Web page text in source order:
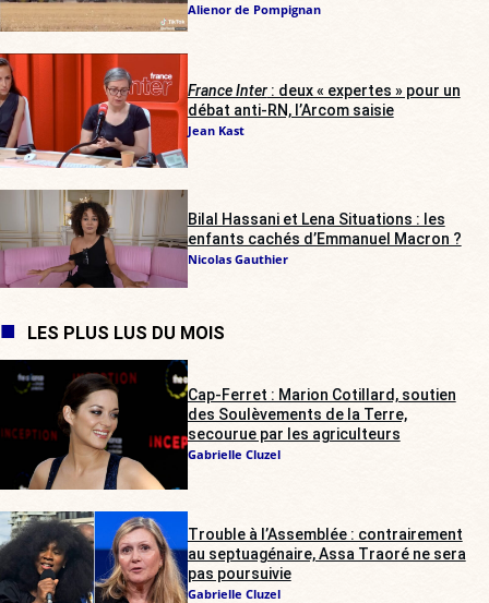
Alienor de Pompignan
France Inter: deux « expertes » pour un
débat anti-RN, l’Arcom saisie
Jean Kast
Bilal Hassani et Lena Situations : les
enfants cachés d’Emmanuel Macron ?
Nicolas Gauthier
LES PLUS LUS DU MOIS
Cap-Ferret : Marion Cotillard, soutien
des Soulèvements de la Terre,
secourue par les agriculteurs
Gabrielle Cluzel
Trouble à l’Assemblée : contrairement
au septuagénaire, Assa Traoré ne sera
pas poursuivie
Gabrielle Cluzel